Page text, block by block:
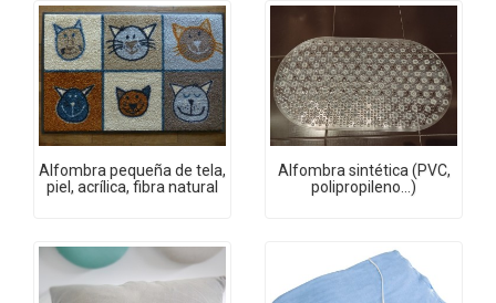
Alfombra pequeña de tela,
piel, acrílica, fibra natural
Alfombra sintética (PVC,
polipropileno...)